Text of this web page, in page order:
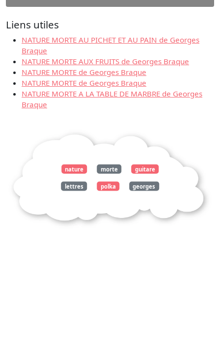
Liens utiles
NATURE MORTE AU PICHET ET AU PAIN de Georges
Braque
NATURE MORTE AUX FRUITS de Georges Braque
NATURE MORTE de Georges Braque
NATURE MORTE de Georges Braque
NATURE MORTE A LA TABLE DE MARBRE de Georges
Braque
nature morte guitare
lettres polka georges